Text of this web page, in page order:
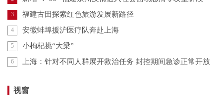
3 福建古田探索红色旅游发展新路径
4 安徽蚌埠援沪医疗队奔赴上海
5 小枸杞挑“大梁”
6 上海：针对不同人群展开救治任务 封控期间急诊正常开放
视窗